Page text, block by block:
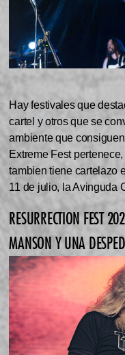
Hay festivales que
cartel y otros que se
ambiente que
Extreme Fest
tambien tiene cartelazo
11 de julio, la Avinguda
RESURRECTION FEST
MANSON Y UNA